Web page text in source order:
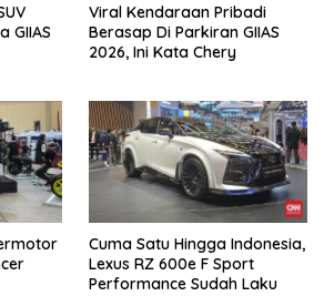
GIIAS
Viral Kendaraan Pribadi
Berasap Di Parkiran GIIAS
2026, Ini Kata Chery
Cuma Satu Hingga Indonesia,
Lexus RZ 600e F Sport
Performance Sudah Laku